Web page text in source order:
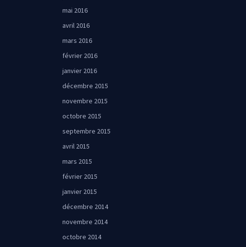
mai 2016
avril 2016
mars 2016
février 2016
janvier 2016
décembre 2015
novembre 2015
octobre 2015
septembre 2015
avril 2015
mars 2015
février 2015
janvier 2015
décembre 2014
novembre 2014
octobre 2014